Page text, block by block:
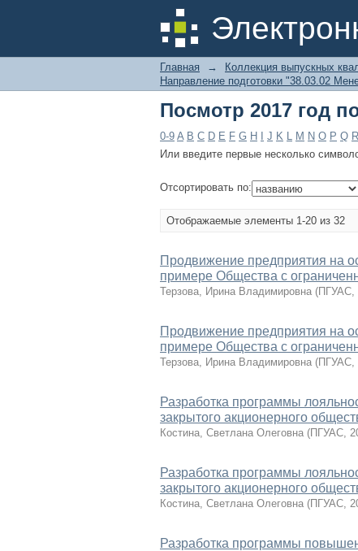
Посмотр 2017 год
Главная → Коллекция выпускных
Направление подготовки "38.03.02
Посмотр 2017 год
0-9 A B C D E F G H J K L M N O P Q R
Или введите первые несколько
Отсортировать по:
Отображаемые элементы 1-20 из 32
Продвижение предприятия на
примере Общества с
Терзова, Ирина Владимировна (ПГУАС,
Продвижение предприятия на
примере Общества с
Терзова, Ирина Владимировна (ПГУАС,
Разработка программы
закрытого акционерного
Костина, Светлана Олеговна (ПГУАС,
Разработка программы
закрытого акционерного
Костина, Светлана Олеговна (ПГУАС,
Разработка программы